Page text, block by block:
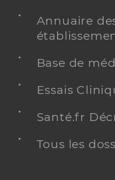
Annuaire
Base de
Essais
Santé.fr
Tous les